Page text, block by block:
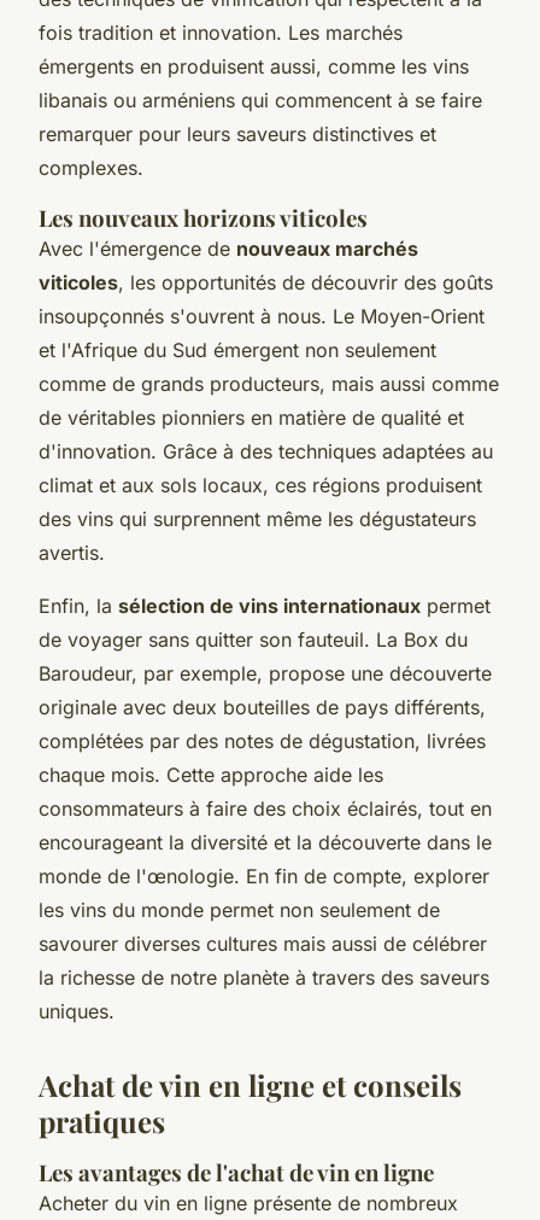
fois tradition et innovation. Les marchés
émergents en produisent aussi, comme les vins
libanais ou arméniens qui commencent à se faire
remarquer pour leurs saveurs distinctives et
complexes.
Les nouveaux horizons viticoles
Avec l'émergence de nouveaux marchés
viticoles, les opportunités de découvrir des goûts
insoupçonnés s'ouvrent à nous. Le Moyen-Orient
et l'Afrique du Sud émergent non seulement
comme de grands producteurs, mais aussi comme
de véritables pionniers en matière de qualité et
d'innovation. Grâce à des techniques adaptées au
climat et aux sols locaux, ces régions produisent
des vins qui surprennent même les dégustateurs
avertis.
Enfin, la sélection de vins internationaux permet
de voyager sans quitter son fauteuil. La Box du
Baroudeur, par exemple, propose une découverte
originale avec deux bouteilles de pays différents,
complétées par des notes de dégustation, livrées
chaque mois. Cette approche aide les
consommateurs à faire des choix éclairés, tout en
encourageant la diversité et la découverte dans le
monde de l'œnologie. En fin de compte, explorer
les vins du monde permet non seulement de
savourer diverses cultures mais aussi de célébrer
la richesse de notre planète à travers des saveurs
uniques.
Achat de vin en ligne et conseils
pratiques
Les avantages de l'achat de vin en ligne
Acheter du vin en ligne présente de nombreux